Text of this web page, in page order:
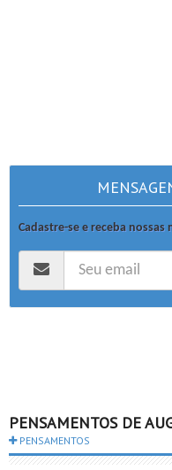
Cadastre-se e receba nossas
PENSAMENTOS DE
PENSAMENTOS